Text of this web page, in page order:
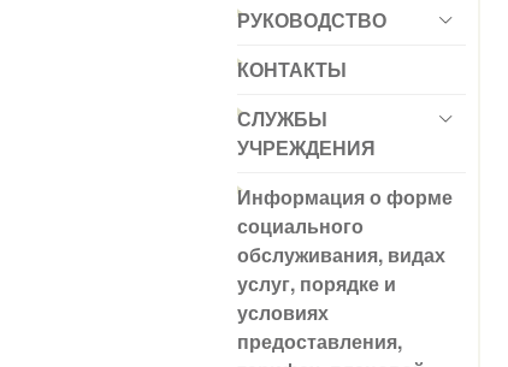
РУКОВОДСТВО
КОНТАКТЫ
СЛУЖБЫ
УЧРЕЖДЕНИЯ
Информация о форме
социального
обслуживания, видах
услуг, порядке и
условиях
предоставления,